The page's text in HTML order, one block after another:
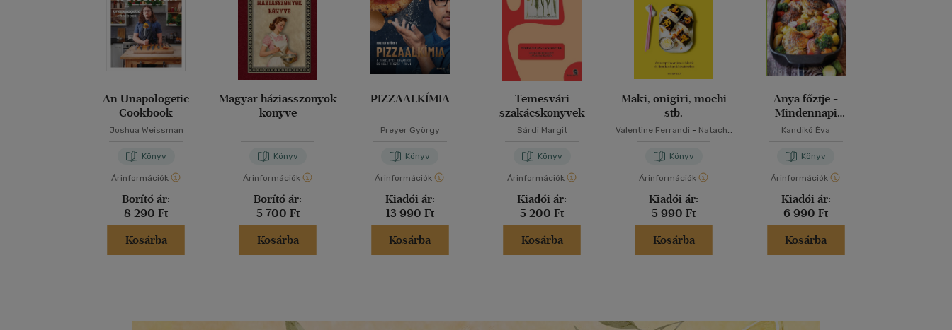
An Unapologetic
Cookbook
Joshua Weissman
Könyv
Árinformációk
Borító ár:
8 290 Ft
Kosárba
Magyar háziasszonyok
könyve
Könyv
Árinformációk
Borító ár:
5 700 Ft
Kosárba
PIZZAALKÍMIA
Preyer György
Könyv
Árinformációk
Kiadói ár:
13 990 Ft
Kosárba
Temesvári
szakácskönyvek
Sárdi Margit
Könyv
Árinformációk
Kiadói ár:
5 200 Ft
Kosárba
Maki, onigiri, mochi
stb.
Valentine Ferrandi - Natacha
Könyv
Árinformációk
Kiadói ár:
5 990 Ft
Kosárba
Anya főztje -
Mindennapi
kedvenceink
Kandikó Éva
Könyv
Árinformációk
Kiadói ár:
6 990 Ft
Kosárba